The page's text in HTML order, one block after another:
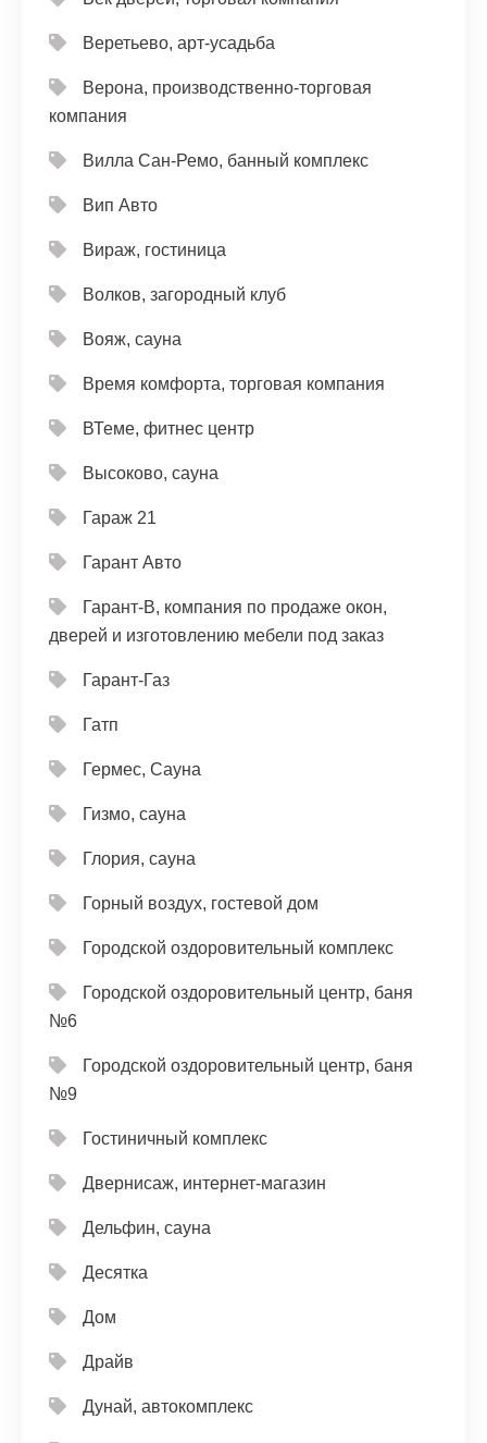
Веретьево, арт-усадьба
Верона, производственно-торговая
компания
Вилла Сан-Ремо, банный комплекс
Вип Авто
Вираж, гостиница
Волков, загородный клуб
Вояж, сауна
Время комфорта, торговая компания
ВТеме, фитнес центр
Высоково, сауна
Гараж 21
Гарант Авто
Гарант-В, компания по продаже окон,
дверей и изготовлению мебели под заказ
Гарант-Газ
Гатп
Гермес, Сауна
Гизмо, сауна
Глория, сауна
Горный воздух, гостевой дом
Городской оздоровительный комплекс
Городской оздоровительный центр, баня
№6
Городской оздоровительный центр, баня
№9
Гостиничный комплекс
Двернисаж, интернет-магазин
Дельфин, сауна
Десятка
Дом
Драйв
Дунай, автокомплекс